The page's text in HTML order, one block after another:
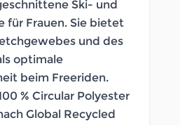
Ski- und
für Frauen. Sie bietet
und des
optimale
beim Freeriden.
% Circular Polyester
Global Recycled